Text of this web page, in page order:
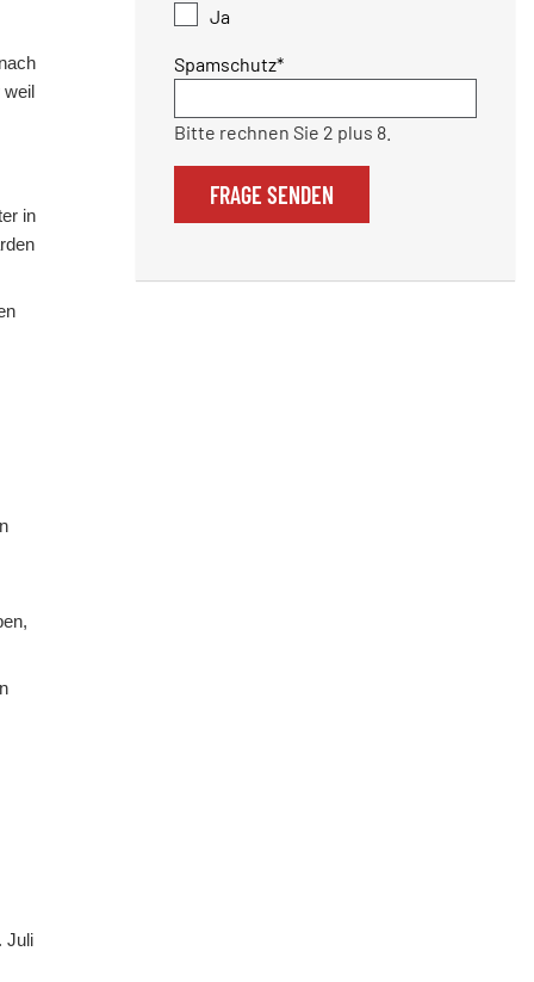
in
Juli
Ja
Pflichtfeld
Spamschutz*
Bitte rechnen Sie 2 plus 8.
FRAGE SENDEN